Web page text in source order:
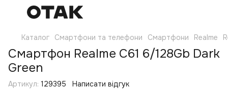
Каталог Смартфони та телефони Смартфони Realme
Смартфон Realme C61 6/128Gb Dark
Green
Артикул: 129395 Написати відгук